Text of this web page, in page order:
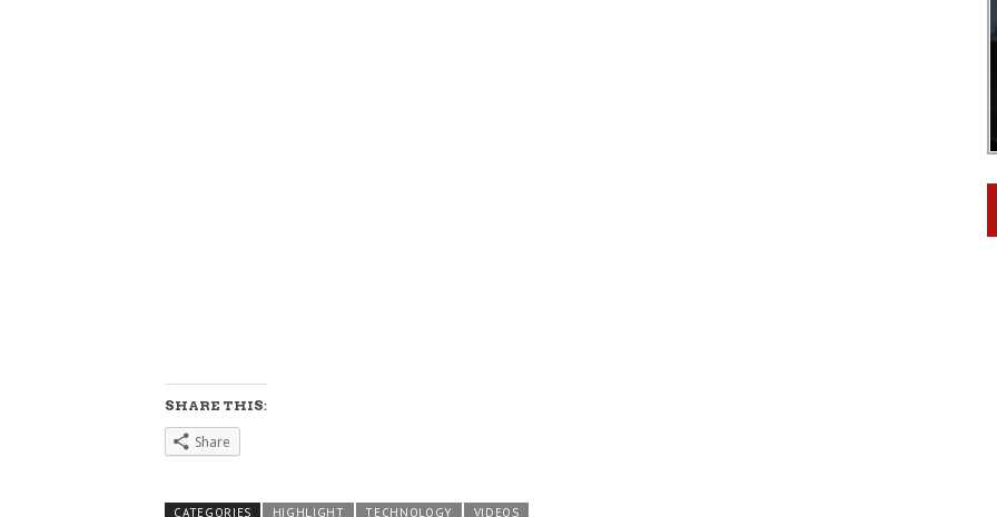
SHARE THIS:
Share
CATEGORIES HIGHLIGHT TECHNOLOGY
VIDEOS